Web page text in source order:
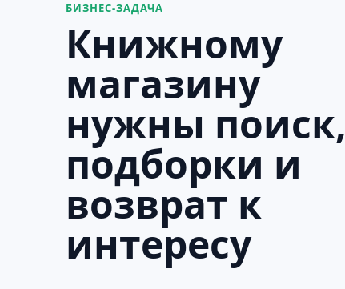
БИЗНЕС-ЗАДАЧА
Книжному
магазину
нужны поиск,
подборки и
возврат к
интересу